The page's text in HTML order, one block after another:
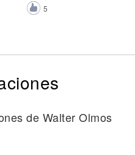
5
de Walter Olmos